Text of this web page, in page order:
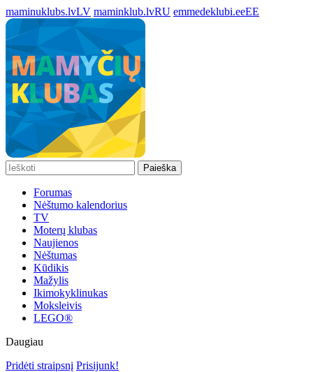
maminuklubs.lvLV maminklub.lvRU emmedeklubi.eeEE
Paieška
Forumas
Nėštumo kalendorius
TV
Moterų klubas
Naujienos
Nėštumas
Kūdikis
Mažylis
Ikimokyklinukas
Moksleivis
LEGO®
Daugiau
Pridėti straipsnį Prisijunk!